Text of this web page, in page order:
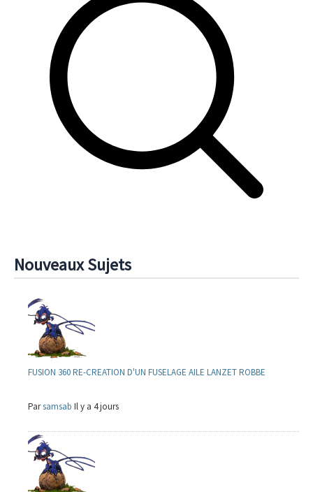
Nouveaux Sujets
FUSION 360 RE-CREATION D'UN FUSELAGE AILE LANZET ROBBE
Parsamsab Il y a 4 jours